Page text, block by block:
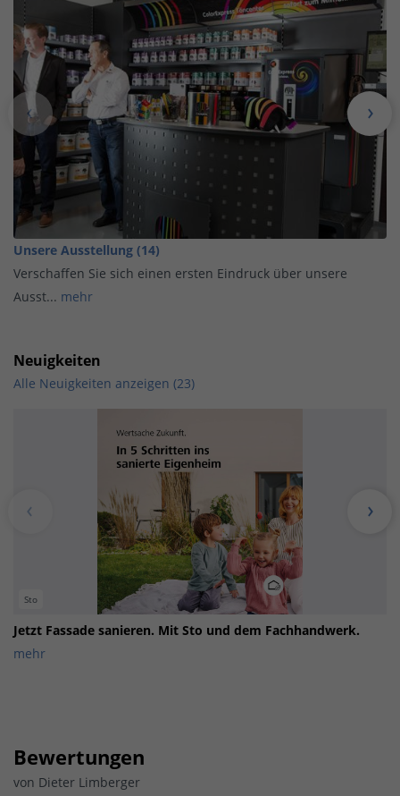
Unsere Ausstellung (14)
Verschaffen Sie sich einen ersten Eindruck über unsere
Ausst... mehr
Neuigkeiten
Alle Neuigkeiten anzeigen (23)
Sto
Jetzt Fassade sanieren. Mit Sto und dem Fachhandwerk.
mehr
Bewertungen
von Dieter Limberger